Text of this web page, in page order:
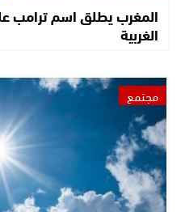
المغرب يطلق اسم ترامب
الغربية
مجتمع